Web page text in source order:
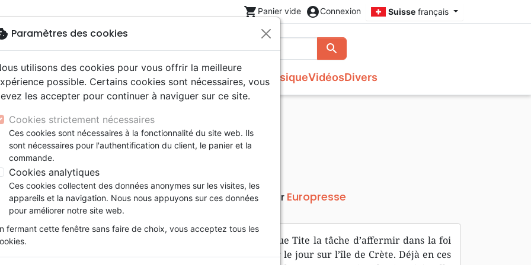
shopping_cart Panier vide account_circleConnexion Suisse français
search
Rechercher
NouveautésBibles
Segond 21
Segond
NEG
Livres
Famille, couple
Souffrance, Relation d'aide
Santé
eBooks
Couple
Méditations
Souffrance, Relation d'aide
Psychologie
Jeunesse
ans
Bibles jeunesse
Musique
Latino, Folk
Soul
Instrumental
Louange, Adoration
Hardrock, Métal
Vidéos
conférences
Documentaires, reportages
Divers
Accessoires de Bible
Papeterie
spirituelle Je t'ai laissé en Crète - Epître de Tite
Je t'ai laissé en Crète
Auteur :John Benton
RéférenceEUR5640 EAN9781914156403 Editeur Europresse
Description
L’apôtre Paul avait délégué à son jeune collègue Tite la tâche d’affermir dans la foi
biblique les jeunes églises qui venaient de voir le jour sur l’île de Crète. Déjà en ces
Paramètres des cookies
utilisons des cookies pour vous offrir la meilleure
possible. Certains cookies sont nécessaires, vous
les accepter pour continuer à naviguer sur ce site.
Cookies strictement nécessaires
Ces cookies sont nécessaires à la fonctionnalité du site web. Ils
sont nécessaires pour l'authentification du client, le panier et la
commande.
Cookies analytiques
Ces cookies collectent des données anonymes sur les visites, les
appareils et la navigation. Nous nous appuyons sur ces données
pour améliorer notre site web.
fermant cette fenêtre sans faire de choix, vous acceptez tous les